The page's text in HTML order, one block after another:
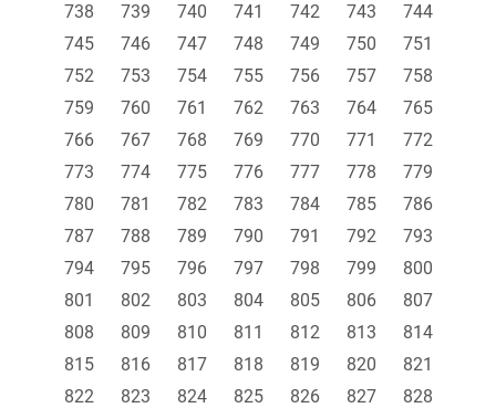
738
739 740 741 742 743
744
745
746 747 748 749 750
751
752
753 754 755 756 757
758
759
760 761 762 763 764
765
766
767 768 769 770 771
772
773
774 775 776 777 778
779
780
781 782 783 784 785
786
787
788 789 790 791 792
793
794
795 796 797 798 799
800
801
802 803 804 805 806
807
808
809 810 811 812 813
814
815
816 817 818 819 820
821
822
823 824 825 826 827
828